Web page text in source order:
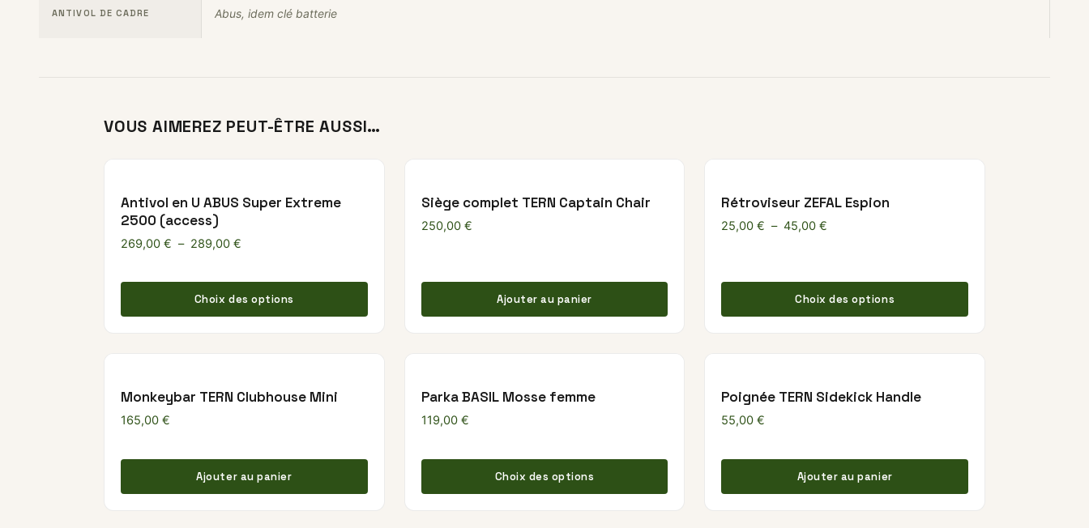
ANTIVOL DE CADRE Abus, idem clé batterie
VOUS AIMEREZ PEUT-ÊTRE AUSSI…
Antivol en U ABUS Super Extreme
2500 (access)
269,00 € – 289,00 €
Choix des options
Ce produit a plusieurs variations. Les options peuvent être choisies sur la page du produit
Siège complet TERN Captain Chair
250,00 €
Ajouter au panier
Rétroviseur ZEFAL Espion
25,00€ – 45,00€
Choix des options
Ce produit a
Monkeybar TERN Clubhouse Mini
165,00 €
Ajouter au panier
Parka BASIL Mosse femme
119,00 €
Choix des options
Ce produit a plusieurs variations. Les options peuvent être
Poignée TERN Sidekick Handle
55,00€
Ajouter au panier